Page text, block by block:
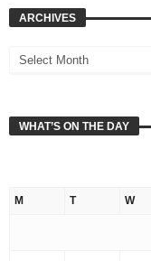
ARCHIVES
WHAT’S ON THE DAY
M T W